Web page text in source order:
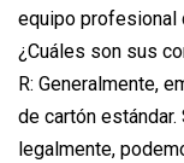
equipo profesional
¿Cuáles son sus
R: Generalmente,
de cartón
legalmente,